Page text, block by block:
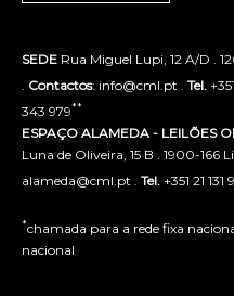
SEDE Rua Miguel Lupi, 12 A/D .
Contactos: info@cml.pt . Tel.
343 979**
ESPAÇO ALAMEDA - LEILÕES
Luna de Oliveira, 15 B . 1900-166
alameda@cml.pt . Tel. +351 21 131
*chamada para a rede fixa
nacional